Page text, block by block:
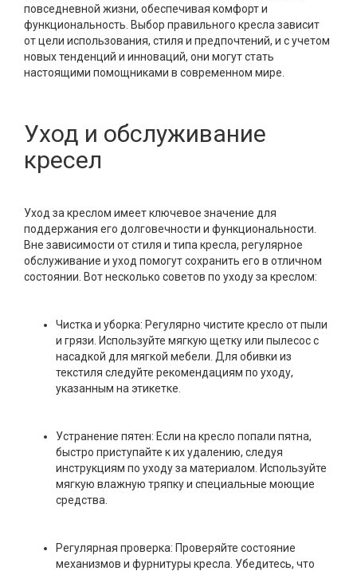
повседневной жизни, обеспечивая комфорт и
функциональность. Выбор правильного кресла зависит
от цели использования, стиля и предпочтений, и с учетом
новых тенденций и инноваций, они могут стать
настоящими помощниками в современном мире.
Уход и обслуживание
кресел
Уход за креслом имеет ключевое значение для
поддержания его долговечности и функциональности.
Вне зависимости от стиля и типа кресла, регулярное
обслуживание и уход помогут сохранить его в отличном
состоянии. Вот несколько советов по уходу за креслом:
Чистка и уборка: Регулярно чистите кресло от пыли
и грязи. Используйте мягкую щетку или пылесос с
насадкой для мягкой мебели. Для обивки из
текстиля следуйте рекомендациям по уходу,
указанным на этикетке.
Устранение пятен: Если на кресло попали пятна,
быстро приступайте к их удалению, следуя
инструкциям по уходу за материалом. Используйте
мягкую влажную тряпку и специальные моющие
средства.
Регулярная проверка: Проверяйте состояние
механизмов и фурнитуры кресла. Убедитесь, что